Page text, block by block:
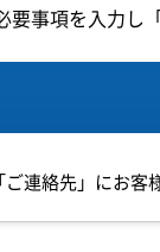
要事項を入力し
連絡先」にお客